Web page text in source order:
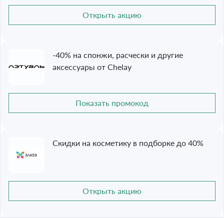
Открыть акцию
-40% на спонжи, расчески и другие
аксессуары от Chelay
Показать промокод
Скидки на косметику в подборке до 40%
Открыть акцию